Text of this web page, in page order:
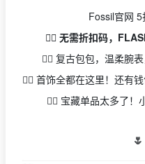
Fossil官网 5
👉🏻 无需折扣码，
👉🏻 复古包包，温柔腕
👉🏻 首饰全都在这里！还有
👉🏻 宝藏单品太多了